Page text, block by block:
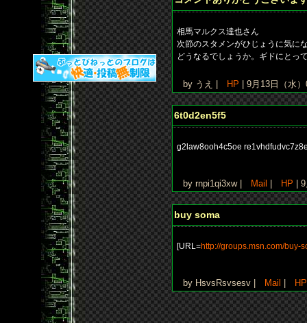
相馬マルクス達也さん
次節のスタメンがひじょうに気に
どうなるでしょうか。ギドにとっ
by うえ | HP | 9月13日（水
6t0d2en5f5
g2law8ooh4c5oe
by rnpi1qi3xw | Mail HP |
buy soma
[URL=http://groups.msn.com/buy-
by HsvsRsvsesv | Mail HP